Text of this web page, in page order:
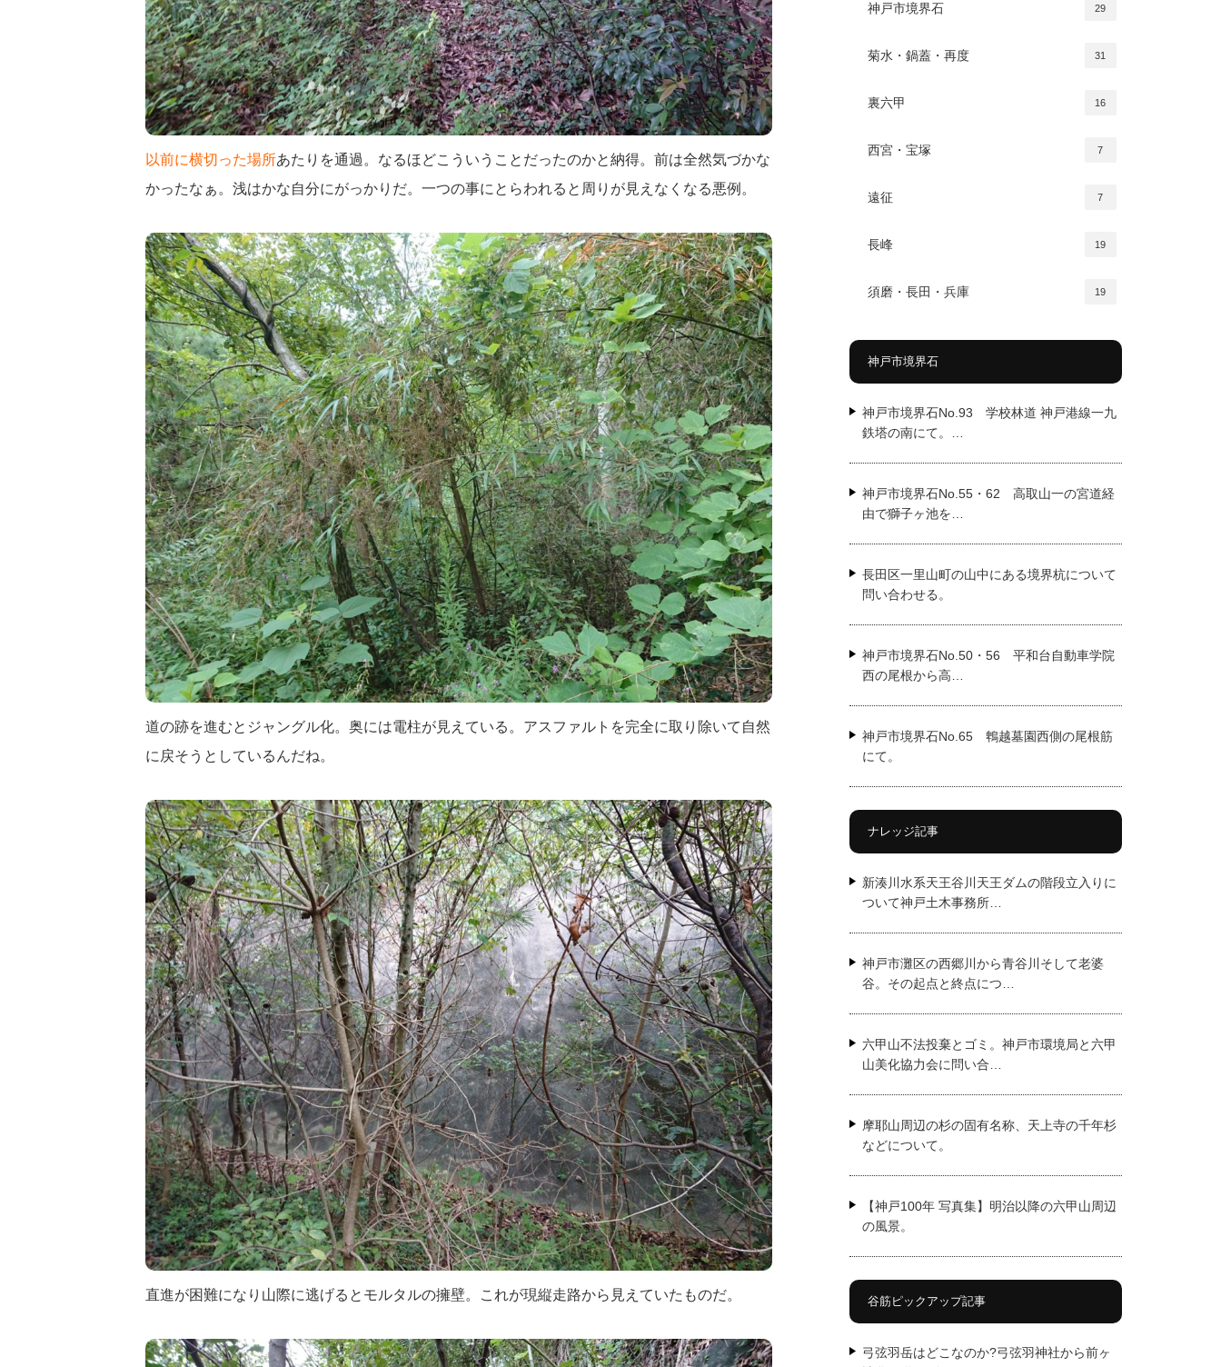
以前に横切った場所あたりを通過。なるほどこういうことだったのかと納得。前は全然気づかな
かったなぁ。浅はかな自分にがっかりだ。一つの事にとらわれると周りが見えなくなる悪例。
道の跡を進むとジャングル化。奥には電柱が見えている。アスファルトを完全に取り除いて自然
に戻そうとしているんだね。
直進が困難になり山際に逃げるとモルタルの擁壁。これが現縦走路から見えていたものだ。
神戸市境界石 29
菊水・鍋蓋・再度 31
裏六甲 16
西宮・宝塚 7
遠征 7
長峰 19
須磨・長田・兵庫 19
神戸市境界石
神戸市境界石No.93 学校林道 神戸港線一九
鉄塔の南にて。…
神戸市境界石No.55・62 高取山一の宮道経
由で獅子ヶ池を…
長田区一里山町の山中にある境界杭について
問い合わせる。
神戸市境界石No.50・56 平和台自動車学院
西の尾根から高…
神戸市境界石No.65 鵯越墓園西側の尾根筋
にて。
ナレッジ記事
新湊川水系天王谷川天王ダムの階段立入りに
ついて神戸土木事務所…
神戸市灘区の西郷川から青谷川そして老婆
谷。その起点と終点につ…
六甲山不法投棄とゴミ。神戸市環境局と六甲
山美化協力会に問い合…
摩耶山周辺の杉の固有名称、天上寺の千年杉
などについて。
【神戸100年 写真集】明治以降の六甲山周辺
の風景。
谷筋ピックアップ記事
弓弦羽岳はどこなのか?弓弦羽神社から前ヶ